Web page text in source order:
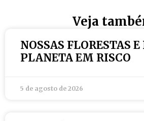
Veja
NOSSAS FLORESTAS E
PLANETA EM RISCO
5 de agosto de 2026